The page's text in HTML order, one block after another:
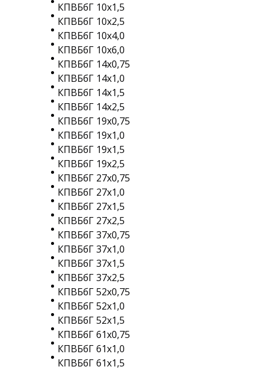
КПВБбГ 10х1,5
КПВБбГ 10х2,5
КПВБбГ 10х4,0
КПВБбГ 10х6,0
КПВБбГ 14х0,75
КПВБбГ 14х1,0
КПВБбГ 14х1,5
КПВБбГ 14х2,5
КПВБбГ 19х0,75
КПВБбГ 19х1,0
КПВБбГ 19х1,5
КПВБбГ 19х2,5
КПВБбГ 27х0,75
КПВБбГ 27х1,0
КПВБбГ 27х1,5
КПВБбГ 27х2,5
КПВБбГ 37х0,75
КПВБбГ 37х1,0
КПВБбГ 37х1,5
КПВБбГ 37х2,5
КПВБбГ 52х0,75
КПВБбГ 52х1,0
КПВБбГ 52х1,5
КПВБбГ 61х0,75
КПВБбГ 61х1,0
КПВБбГ 61х1,5